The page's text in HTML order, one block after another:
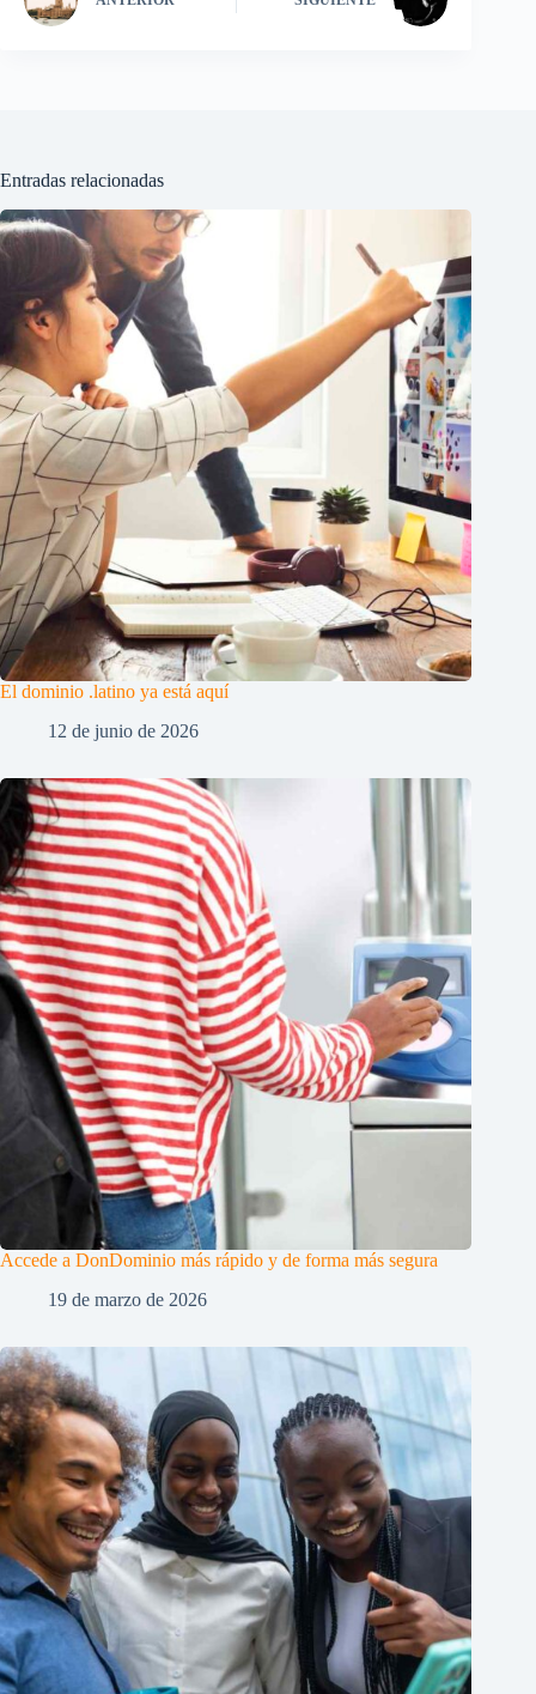
Entradas relacionadas
El dominio .latino ya está aquí
12 de junio de 2026
Accede a DonDominio más rápido y de forma más segura
19 de marzo de 2026